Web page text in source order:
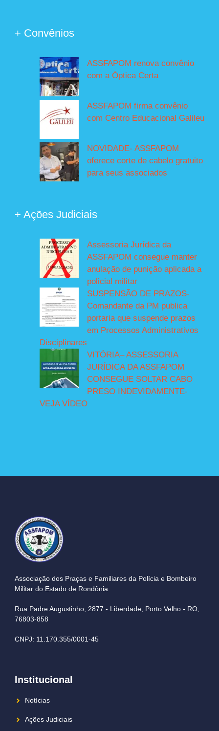
+ Convênios
ASSFAPOM renova convênio
com a Óptica Certa
ASSFAPOM firma convênio
com Centro Educacional Galileu
NOVIDADE- ASSFAPOM
oferece corte de cabelo gratuito
para seus associados
+ Ações Judiciais
Assessoria Jurídica da
ASSFAPOM consegue manter
anulação de punição aplicada a
policial militar
SUSPENSÃO DE PRAZOS-
Comandante da PM publica
portaria que suspende prazos
em Processos Administrativos
Disciplinares
VITÓRIA– ASSESSORIA
JURÍDICA DA ASSFAPOM
CONSEGUE SOLTAR CABO
PRESO INDEVIDAMENTE-
VEJA VÍDEO
Associação dos Praças e Familiares da Polícia e Bombeiro
Militar do Estado de Rondônia
Rua Padre Augustinho, 2877 - Liberdade, Porto Velho - RO,
76803-858
CNPJ: 11.170.355/0001-45
Institucional
Notícias
Ações Judiciais